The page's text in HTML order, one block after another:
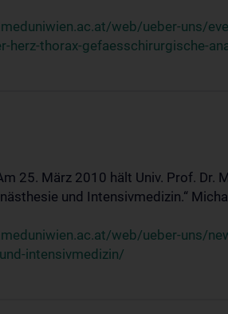
web/ueber-uns/
herz-thorax-gefaesschirurgische-
25. März 2010 hält Univ. Prof. Dr.
und Intensivmedizin.“
web/ueber-uns/
intensivmedizin/